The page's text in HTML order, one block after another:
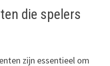
die spelers
zijn essentieel om